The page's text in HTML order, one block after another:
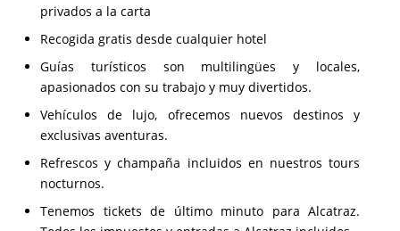
privados a la carta
Recogida gratis desde cualquier hotel
Guías turísticos son multilingües y locales,
apasionados con su trabajo y muy divertidos.
Vehículos de lujo, ofrecemos nuevos destinos y
exclusivas aventuras.
Refrescos y champaña incluidos en nuestros tours
nocturnos.
Tenemos tickets de último minuto para Alcatraz.